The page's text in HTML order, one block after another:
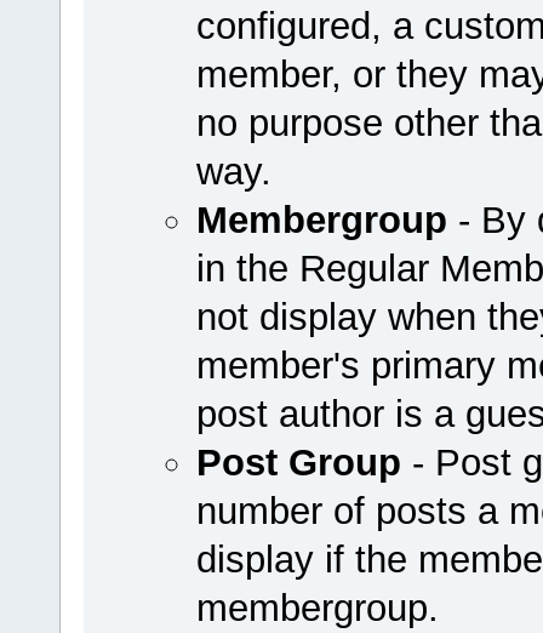
configured, a
member, or they
no purpose other
way.
Membergroup - By
in the Regular
not display when
member's primary
post author is a
Post Group - Post
number of posts a
display if the
membergroup.